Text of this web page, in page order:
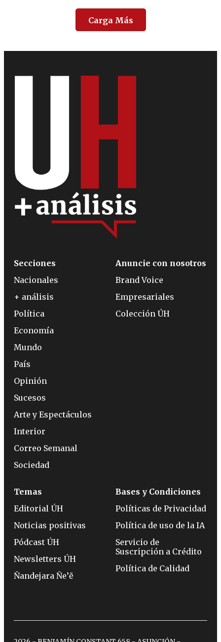
Carga Más
Secciones
Nacionales
+ análisis
Política
Economía
Mundo
País
Opinión
Sucesos
Arte y Espectáculos
Interior
Correo Semanal
Sociedad
Anuncie con nosotros
Brand Voice
Empresariales
Colección ÚH
Temas
Editorial ÚH
Noticias positivas
Pódcast ÚH
Newsletters ÚH
Ñandejara Ñe’ẽ
Bases y Condiciones
Políticas de Privacidad
Política de uso de la IA
Servicio de
Suscripción a Crédito
Política de Calidad